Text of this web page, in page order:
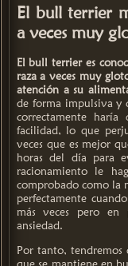
El bull terrier
a veces muy
El bull terrier es
raza a veces muy
atención a su
de forma impulsiva y
correctamente
facilidad, lo que
veces que es mejor
horas del día para
racionamiento le
comprobado como la
perfectamente
más veces pero en
ansiedad.
Por tanto, tendremos